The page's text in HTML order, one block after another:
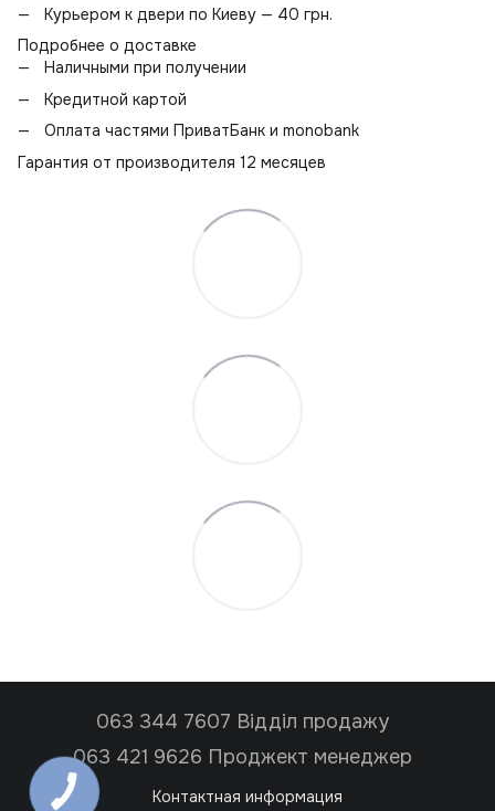
Курьером к двери по Киеву — 40 грн.
Подробнее о доставке
Наличными при получении
Кредитной картой
Оплата частями ПриватБанк и monobank
Гарантия от производителя 12 месяцев
063 344 7607 Відділ продажу
063 421 9626 Проджект менеджер
Контактная информация